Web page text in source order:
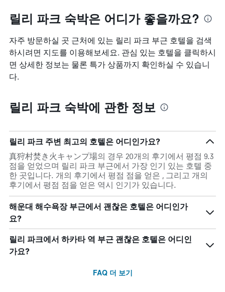
릴리 파크 숙박은 어디가 좋을까요?
자주 방문하실 곳 근처에 있는 릴리 파크 부근 호텔을 검색
하시려면 지도를 이용해보세요. 관심 있는 호텔을 클릭하시
면 상세한 정보는 물론 특가 상품까지 확인하실 수 있습니
다.
릴리 파크 숙박에 관한 정보
릴리 파크 주변 최고의 호텔은 어디인가요?
真狩村焚き火キャンプ場의 경우 20개의 후기에서 평점 9.3
점을 얻었으며 릴리 파크 부근에서 가장 인기 있는 호텔 중
한 곳입니다. 개의 후기에서 평점 점을 얻은 , 그리고 개의
후기에서 평점 점을 얻은 역시 인기가 있습니다.
해운대 해수욕장 부근에서 괜찮은 호텔은 어디인가
요?
릴리 파크에서 하카타 역 부근 괜찮은 호텔은 어디인
가요?
FAQ 더 보기